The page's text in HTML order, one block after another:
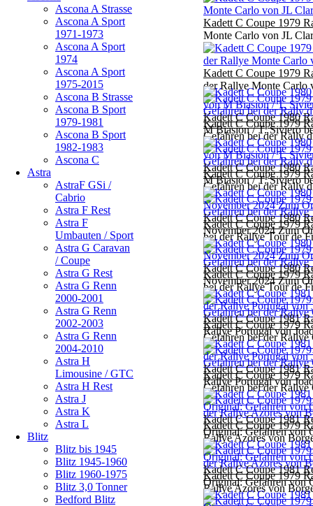
Ascona A Strasse
Ascona A Sport
1971-1973
Ascona A Sport
1974
Ascona A Sport
1975-2015
Ascona B Strasse
Ascona B Sport
1979-1981
Ascona B Sport
1982-1983
Ascona C
Astra
AstraF GSi /
Cabrio
Astra F Rest
Astra F
Umbauten / Sport
Astra G Caravan
/ Coupe
Astra G Rest
Astra G Renn
2000-2001
Astra G Renn
2002-2003
Astra G Renn
2004-2010
Astra H
Limousine / GTC
Astra H Rest
Astra J
Astra K
Astra L
Blitz
Blitz bis 1945
Blitz 1945-1960
Blitz 1960-1975
Blitz 3,0 Tonner
Bedford Blitz
Kadett C Coupe 1979
Monte Carlo von JL
Kadett C Coupe 1979
der Rallye Monte Carlo
Kadett C Coupe 1979
Gefahren bei der Rally
Kadett C Coupe 1979
Gefahren bei der Rally
Kadett C Coupe 1979
bei der Rallye Tour de
Kadett C Coupe 1979
bei der Rallye Tour de
Kadett C Coupe 1979
Gefahren bei der
Kadett C Coupe 1979
Gefahren bei der
Kadett C Coupe 1979
Rallye Azores von
Kadett C Coupe 1979
Rallye Azores von
Kadett C Coupe 1980
M Biasion / T. Siviero
Kadett C Coupe 1980
M Biasion / T. Siviero
Kadett C Coupe 1980
November 2024 Zum
Kadett C Coupe 1980
November 2024 Zum
Kadett C Coupe 1981
Rallye Portugal von
Kadett C Coupe 1981
Rallye Portugal von
Kadett C Coupe 1981
Original: Gefahren von
Kadett C Coupe 1981
Original: Gefahren von